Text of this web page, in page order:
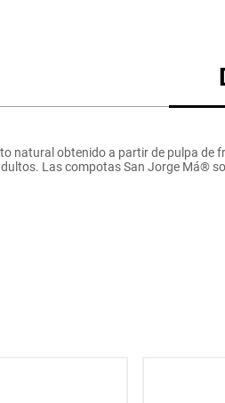
natural obtenido a partir de pulpa de
Las compotas San Jorge Má®